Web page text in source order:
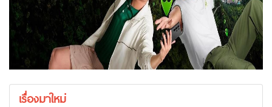
เรื่องมาใหม่